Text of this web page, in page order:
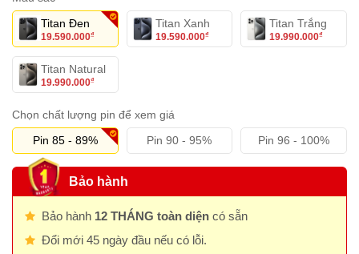
Titan Đen
19.590.000₫
Titan Xanh
19.590.000₫
Titan Trắng
19.990.000₫
Titan Natural
19.990.000₫
Chọn chất lượng pin để xem giá
Pin 85 - 89%
Pin 90 - 95% Pin 96 - 100%
Bảo hành
Bảo hành 12 THÁNG toàn diện có sẵn
Đổi mới 45 ngày đầu nếu có lỗi.